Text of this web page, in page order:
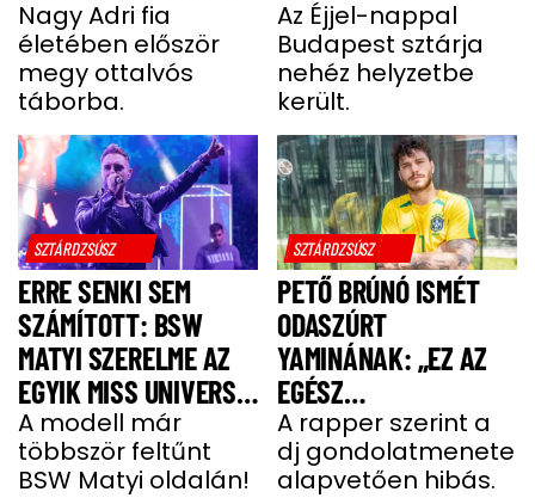
UGYANÚGY IZGULOK,
MINT Ő”
Nagy Adri fia
életében először
megy ottalvós
táborba.
LÓGOTT – SÖTÉT
IDŐSZAKBÓL
MENEKÜLT MEG A
SZTÁRAPUKA
Az Éjjel-nappal
Budapest sztárja
nehéz helyzetbe
került.
SZTÁRDZSÚSZ
ERRE SENKI SEM
SZÁMÍTOTT: BSW
MATYI SZERELME AZ
EGYIK MISS UNIVERSE
HUNGARY VERSENYZŐ
A modell már
többször feltűnt
BSW Matyi oldalán!
SZTÁRDZSÚSZ
PETŐ BRÚNÓ ISMÉT
ODASZÚRT
YAMINÁNAK: „EZ AZ
EGÉSZ
GONDOLATMENET
ZSÁKUTCA”
A rapper szerint a
dj gondolatmenete
alapvetően hibás.